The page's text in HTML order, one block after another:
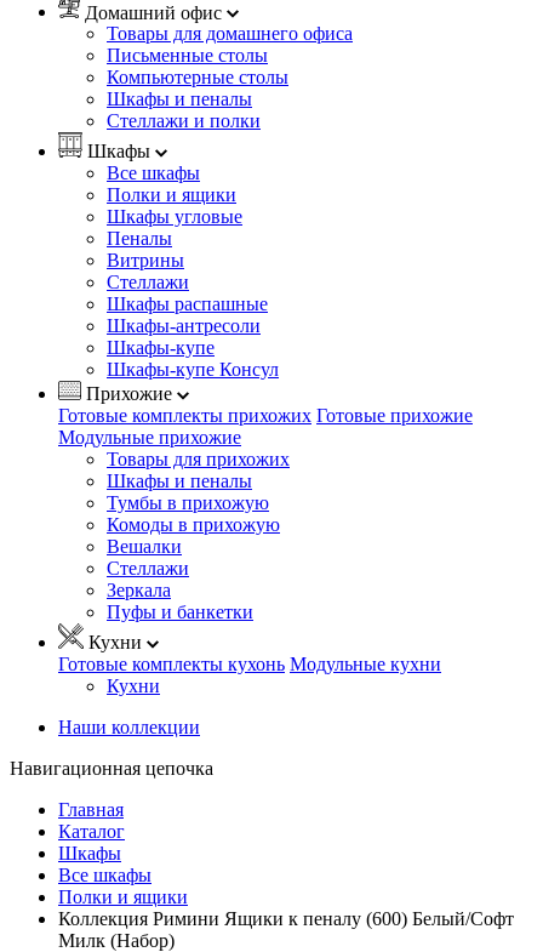
Домашний офис
Товары для домашнего офиса
Письменные столы
Компьютерные столы
Шкафы и пеналы
Стеллажи и полки
Шкафы
Все шкафы
Полки и ящики
Шкафы угловые
Пеналы
Витрины
Стеллажи
Шкафы распашные
Шкафы-антресоли
Шкафы-купе
Шкафы-купе Консул
Прихожие
Готовые комплекты прихожих Готовые прихожие
Модульные прихожие
Товары для прихожих
Шкафы и пеналы
Тумбы в прихожую
Комоды в прихожую
Вешалки
Стеллажи
Зеркала
Пуфы и банкетки
Кухни
Готовые комплекты кухонь Модульные кухни
Кухни
Наши коллекции
Навигационная цепочка
Главная
Каталог
Шкафы
Все шкафы
Полки и ящики
Коллекция Римини Ящики к пеналу (600) Белый/Софт
Милк (Набор)